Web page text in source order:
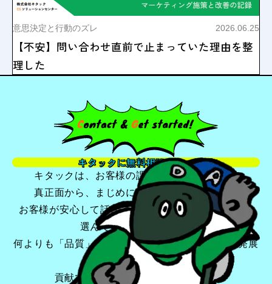
意思決定と行動のズレ 2026.06.25
【不安】問い合わせ直前で止まっていた理由を整
理した
キタックに無料相談する
キタックは、お客様の課題やお困りごとに、
真正面から、まじめに、深く向き合います。
お客様が安心して話せる・頼れるパートナーとして
選んでいただけるよう、
何よりも「品質」を追求し、お客様のビジネスの発展
に
貢献できるよう最善を尽くします。